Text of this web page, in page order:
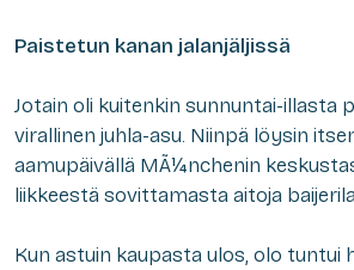
Paistetun kanan jalanjäljissä
Jotain oli kuitenkin sunnuntai-illasta
virallinen juhla-asu. Niinpä löysin
aamupäivällä MÃ¼nchenin
liikkeestä sovittamasta aitoja
Kun astuin kaupasta ulos, olo tuntui